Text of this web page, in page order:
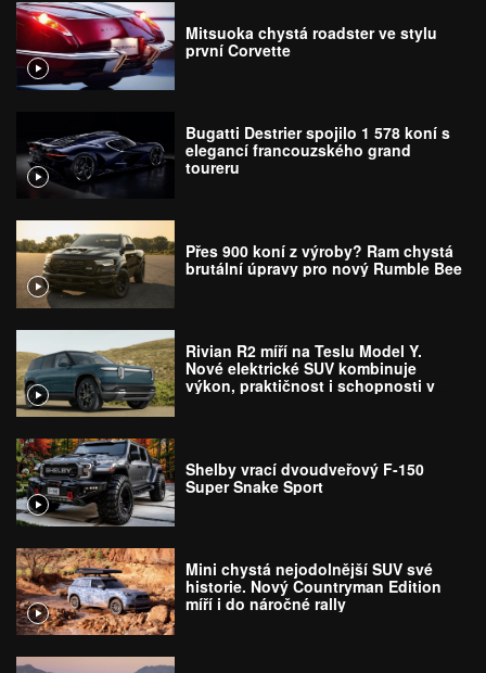
Mitsuoka chystá roadster ve stylu
první Corvette
Bugatti Destrier spojilo 1 578 koní s
elegancí francouzského grand
toureru
Přes 900 koní z výroby? Ram chystá
brutální úpravy pro nový Rumble Bee
Rivian R2 míří na Teslu Model Y.
Nové elektrické SUV kombinuje
výkon, praktičnost i schopnosti v
Shelby vrací dvoudveřový F-150
Super Snake Sport
Mini chystá nejodolnější SUV své
historie. Nový Countryman Edition
míří i do náročné rally